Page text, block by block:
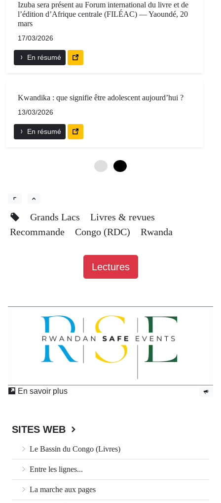
Izuba sera présent au Forum international du livre et de
l’édition d’Afrique centrale (FILÉAC) — Yaoundé, 20
mars
17/03/2026
En résumé
Kwandika : que signifie être adolescent aujourd’hui ?
13/03/2026
En résumé
Grands Lacs
Livres & revues
Recommande
Congo (RDC) Rwanda
Lectures
En savoir plus
SITES WEB
Le Bassin du Congo (Livres)
Entre les lignes...
La marche aux pages